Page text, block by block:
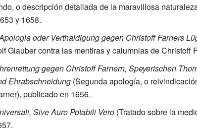
o descripción detallada de la maravillosa
y 1658.
oder Verthaidigung gegen Christoff Farners
Glauber contra las mentiras y calumnias de Christoff
gegen Christoff Farnern, Speyerischen
Ehrabschneidung(Segunda apología, o
publicado en 1656.
Sive Auro Potabili Vero(Tratado sobre la